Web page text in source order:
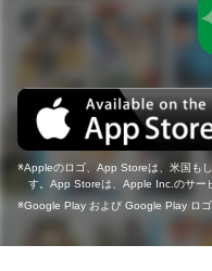
Appleのロゴ、App Storeは、米国も
す。App Storeは、Apple Inc.のサー
Google Play および Google Play ロ